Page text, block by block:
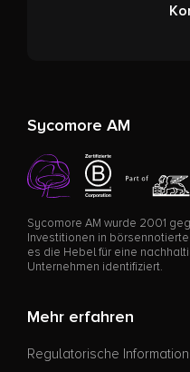
Sycomore AM
Sycomore AM wurde 2001
Investitionen in
es die Hebel für eine
Unternehmen identifiziert.
Mehr erfahren
Regulatorische